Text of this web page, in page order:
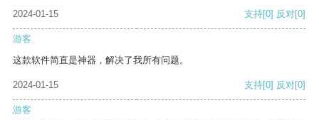
2024-01-15 支持[0] 反对[0]
游客
这款软件简直是神器，解决了我所有问题。
2024-01-15 支持[0] 反对[0]
游客